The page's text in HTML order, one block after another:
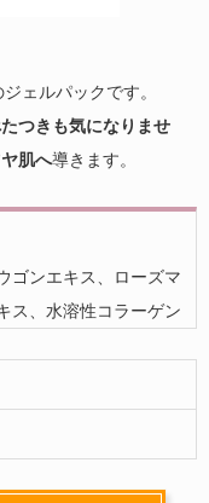
ジェルパックです。
つきも気になりませ
肌へ導きます。
ゴンエキス、ローズマ
ス、水溶性コラーゲン